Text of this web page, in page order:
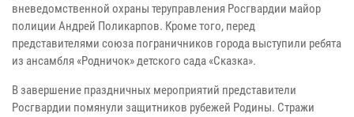
вневедомственной охраны теруправления Росгвардии майор
полиции Андрей Поликарпов. Кроме того, перед
представителями союза пограничников города выступили ребята
из ансамбля «Родничок» детского сада «Сказка».
В завершение праздничных мероприятий представители
Росгвардии помянули защитников рубежей Родины. Стражи